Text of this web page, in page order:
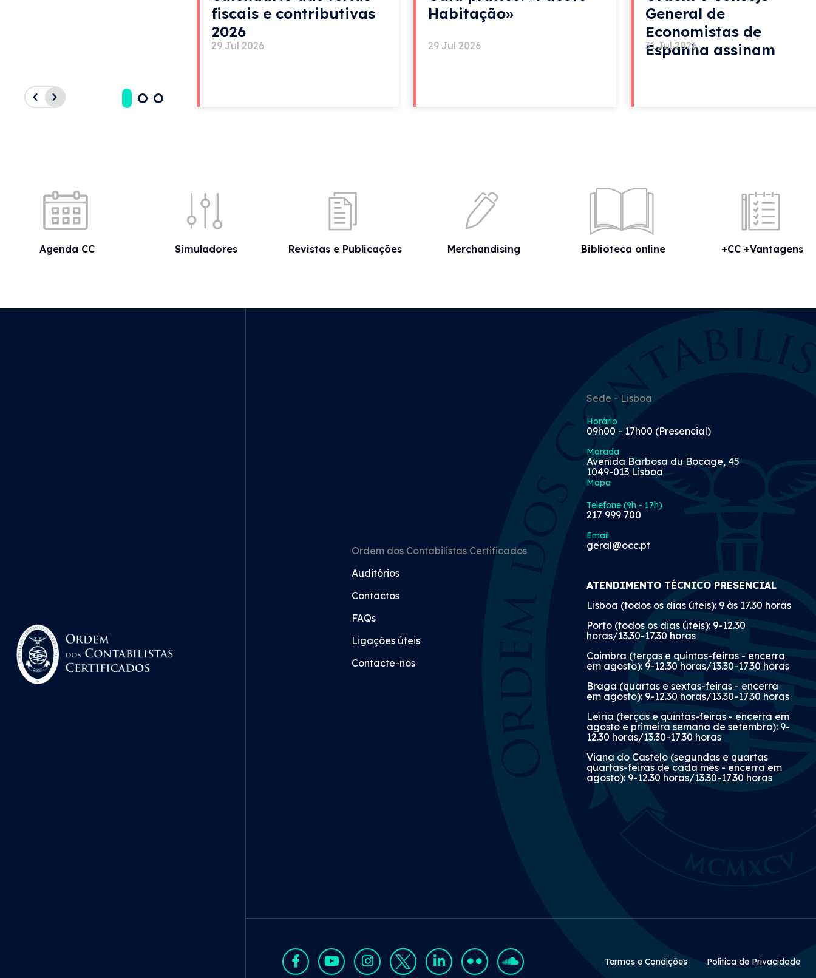
fiscais e contributivas
2026
29 Jul 2026
Habitação»
29 Jul 2026
General de
Economistas de
Espanha assinam
31 Jul 2026
Agenda CC Simuladores Revistas e Publicações Merchandising Biblioteca online +CC +Vantagens
Ordem dos Contabilistas Certificados
Auditórios
Contactos
FAQs
Ligações úteis
Contacte-nos
Sede - Lisboa
Horário
09h00 - 17h00 (Presencial)
Morada
Avenida Barbosa du Bocage, 45
1049-013 Lisboa
Mapa
Telefone (9h - 17h)
217 999 700
Email
geral@occ.pt
ATENDIMENTO TÉCNICO PRESENCIAL
Lisboa (todos os dias úteis): 9 às 17.30 horas
Porto (todos os dias úteis): 9-12.30
horas/13.30-17.30 horas
Coimbra (terças e quintas-feiras - encerra
em agosto): 9-12.30 horas/13.30-17.30 horas
Braga (quartas e sextas-feiras - encerra
em agosto): 9-12.30 horas/13.30-17.30 horas
Leiria (terças e quintas-feiras - encerra em
agosto e primeira semana de setembro): 9-
12.30 horas/13.30-17.30 horas
Viana do Castelo (segundas e quartas
quartas-feiras de cada mês - encerra em
agosto): 9-12.30 horas/13.30-17.30 horas
Rodapé Secundário
Termos e Condições Política de Privacidade